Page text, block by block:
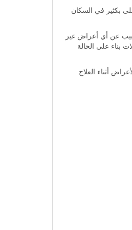
بكثير في السكان
عن أي أعراض غير
بناء على الحالة
أثناء العلاج